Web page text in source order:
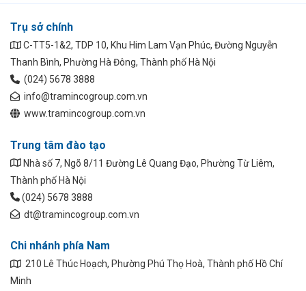
Trụ sở chính
C-TT5-1&2, TDP 10, Khu Him Lam Vạn Phúc, Đường Nguyễn
Thanh Bình, Phường Hà Đông, Thành phố Hà Nội
(024) 5678 3888
info@tramincogroup.com.vn
www.tramincogroup.com.vn
Trung tâm đào tạo
Nhà số 7, Ngõ 8/11 Đường Lê Quang Đạo, Phường Từ Liêm,
Thành phố Hà Nội
(024) 5678 3888
dt@tramincogroup.com.vn
Chi nhánh phía Nam
210 Lê Thúc Hoạch, Phường Phú Thọ Hoà, Thành phố Hồ Chí
Minh